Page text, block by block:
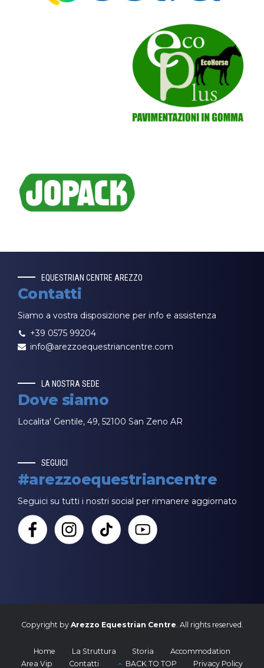
EQUESTRIAN CENTRE AREZZO
Contatti
Siamo a vostra disposizione per info e assistenza
+39 0575 99204
info@arezzoequestriancentre.com
LA NOSTRA SEDE
Dove siamo
Localita' Gentile, 49, 52100 San Zeno AR
SEGUICI
#arezzoequestriancentre
Seguici su tutti i nostri social per rimanere aggiornato
Copyright by Arezzo Equestrian Centre . All rights reserved.
Home La Struttura Storia
Accommodation
Area Vip
Contatti BACK TO TOP Privacy Policy